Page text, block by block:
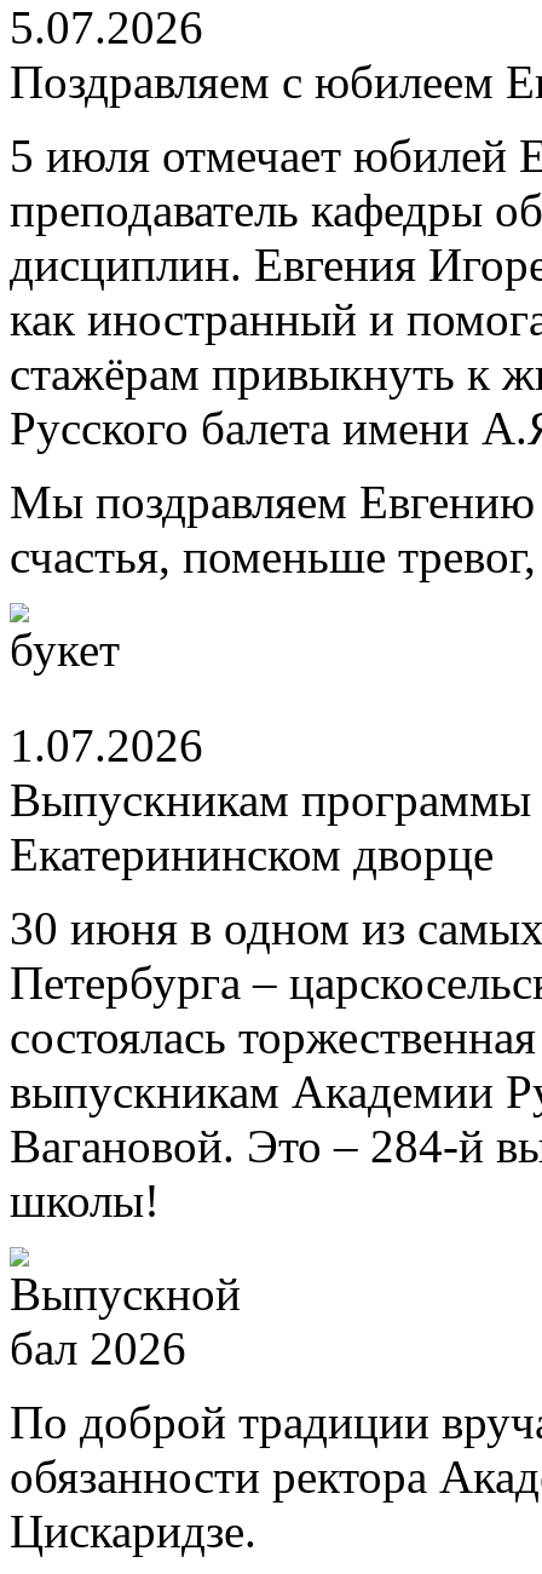
5.07.2026
Поздравляем с юбилеем
5 июля отмечает юбилей
преподаватель кафедры
дисциплин. Евгения
как иностранный и
стажёрам привыкнуть к
Русского балета имени
Мы поздравляем
счастья, поменьше
1.07.2026
Выпускникам
Екатерининском дворце
30 июня в одном из
Петербурга –
состоялась
выпускникам Академии
Вагановой. Это – 284-й
школы!
По доброй традиции
обязанности ректора
Цискаридзе.